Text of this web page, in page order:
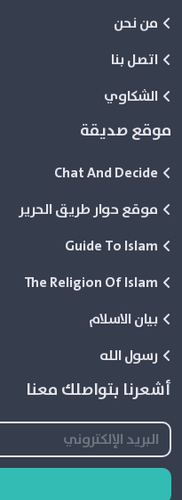
من نحن
اتصل بنا
الشكاوي
موقع صديقة
Chat And Decide
موقع حوار طريق الحرير
Guide To Islam
The Religion Of Islam
بيان الاسلام
رسول الله
أشعرنا بتواصلك معنا